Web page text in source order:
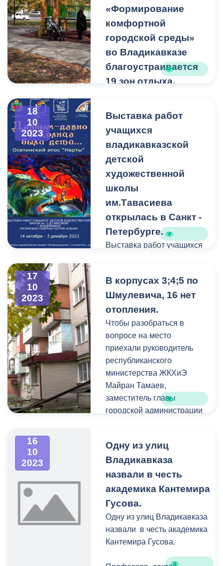
«Формирование
комфортной
городской среды»
во Владикавказе
благоустраивается
19 зон отдыха.
завершены, ещё четыре
будут благоустроены до
конца года.
18
10
2023
Выставка работ
учащихся
владикавказской
детской
художественной
школы
им.Тавасиева
открылась в Санкт -
Петербурге.
Выставка работ учащихся
им.Тавасиева открылась в
Санкт - Петербурге.
Открытие проекта
состоялось в
выставочном зале
Охотинского центра
эстетического воспитания
Санкт-Петербурга.
Экспозиция «Прогулка по
Владикавказу» собрала
художественной школы
страны. Вернисажу
сотрудничестве между
детской художественной
школой им. Тавасиева и
детской школой искусств
«Охотинский центр
17
10
2023
В корпусах 3;4;5 по
Шмулевича, 16 нет
отопления.
Чтобы разобраться в
вопросе на место
приехали руководитель
республиканского
министерства ЖКХиЭ
Майран Тамаев,
заместитель главы
городской администрации
профильных структурных
подразделений.
16
10
2023
Одну из улиц
Владикавказа
назвали в честь
академика Кантемира
Гусова.
Одну из улиц Владикавказа
назвали в честь академика
Кантемира Гусова.